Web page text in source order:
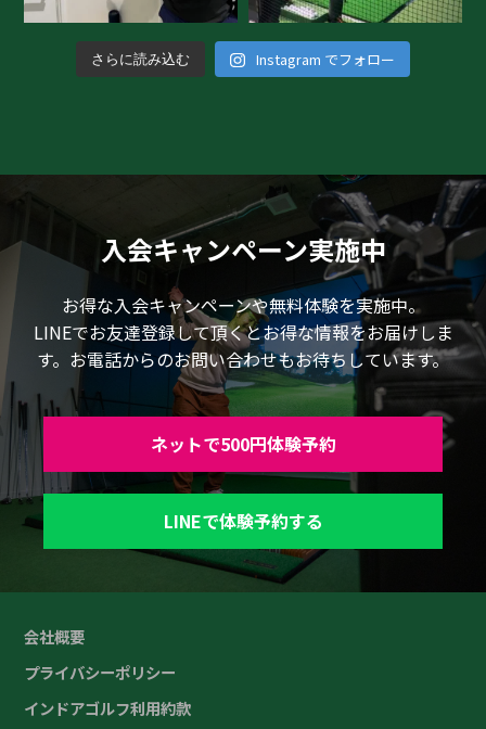
さらに読み込む Instagram でフォロー
入会キャンペーン実施中
お得な入会キャンペーンや無料体験を実施中。
LINEでお友達登録して頂くとお得な情報をお届けしま
す。お電話からのお問い合わせもお待ちしています。
ネットで500円体験予約
LINEで体験予約する
会社概要
プライバシーポリシー
インドアゴルフ利用約款